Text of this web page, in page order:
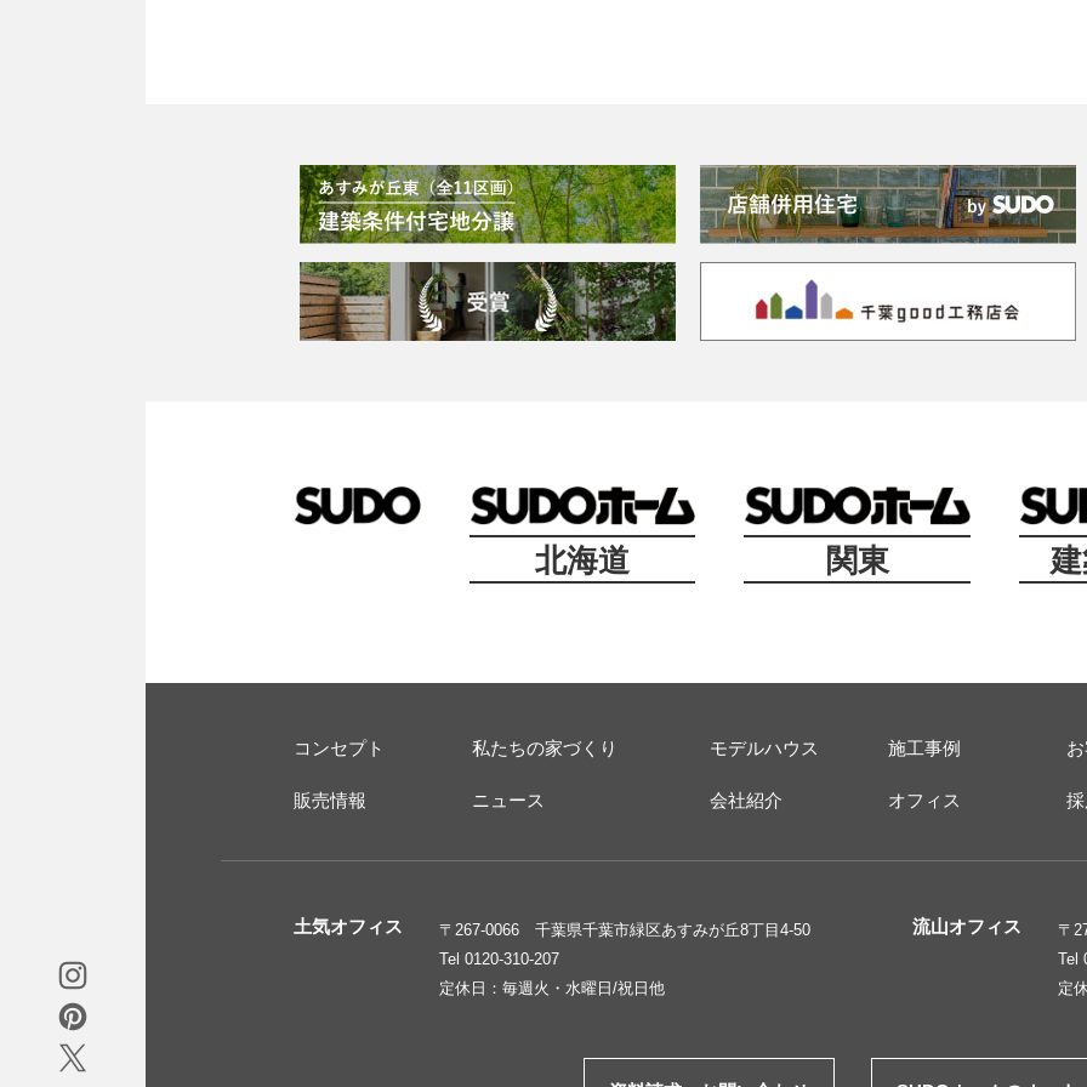
北海道 関東
コンセプト 私たちの家づくり モデルハウス 施工事例
販売情報 ニュース 会社紹介 オフィス
土気オフィス
〒267-0066 千葉県千葉市緑区あすみが丘8丁目4-50
Tel 0120-310-207
定休日：毎週火・水曜日/祝日他
流山オフィス
〒
Tel
定